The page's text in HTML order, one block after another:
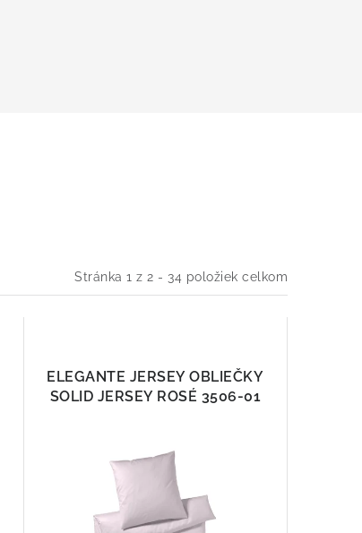
Stránka 1 z 2 - 34 položiek celkom
ELEGANTE JERSEY OBLIEČKY
SOLID JERSEY ROSÉ 3506-01